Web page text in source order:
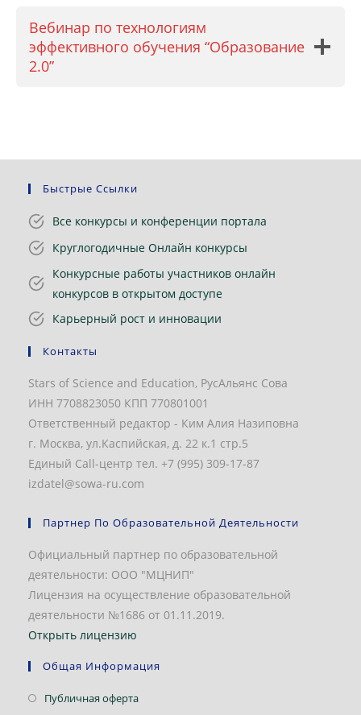
Вебинар по технологиям
эффективного обучения “Образование
2.0”
Быстрые Ссылки
Все конкурсы и конференции портала
Круглогодичные Онлайн конкурсы
Конкурсные работы участников онлайн
конкурсов в открытом доступе
Карьерный рост и инновации
Контакты
Stars of Science and Education, РусАльянс Сова
ИНН 7708823050 КПП 770801001
Ответственный редактор - Ким Алия Назиповна
г. Москва, ул.Каспийская, д. 22 к.1 стр.5
Единый Call-центр тел. +7 (995) 309-17-87
izdatel@sowa-ru.com
Партнер По Образовательной Деятельности
Официальный партнер по образовательной
деятельности: ООО "МЦНИП"
Лицензия на осуществление образовательной
деятельности №1686 от 01.11.2019.
Открыть лицензию
Общая Информация
Публичная офертаОткроется